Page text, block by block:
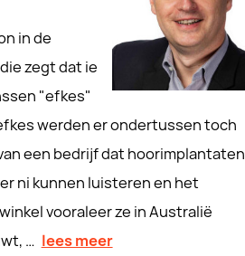
in de
zegt dat ie
"efkes"
werden er ondertussen toch
een bedrijf dat hoorimplantaten
ni kunnen luisteren en het
vooraleer ze in Australië
… lees meer